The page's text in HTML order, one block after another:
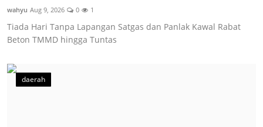
wahyu Aug 9, 2026 0 1
Tiada Hari Tanpa Lapangan Satgas dan Panlak Kawal Rabat
Beton TMMD hingga Tuntas
daerah